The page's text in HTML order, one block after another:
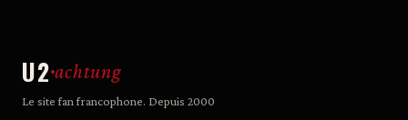
U2 achtung
Le site fan francophone. Depuis 2000